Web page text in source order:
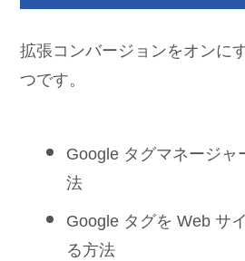
拡張コンバージョンをオンに
つです。
Google タグマネージャ
法
Google タグを Web サ
る方法